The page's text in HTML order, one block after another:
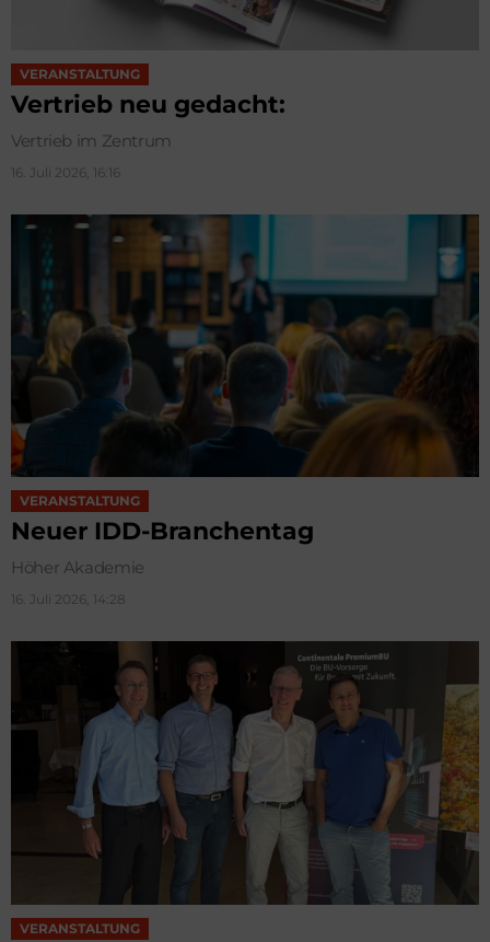
VERANSTALTUNG
Vertrieb neu gedacht:
Vertrieb im Zentrum
16. Juli 2026, 16:16
VERANSTALTUNG
Neuer IDD-Branchentag
Höher Akademie
16. Juli 2026, 14:28
VERANSTALTUNG